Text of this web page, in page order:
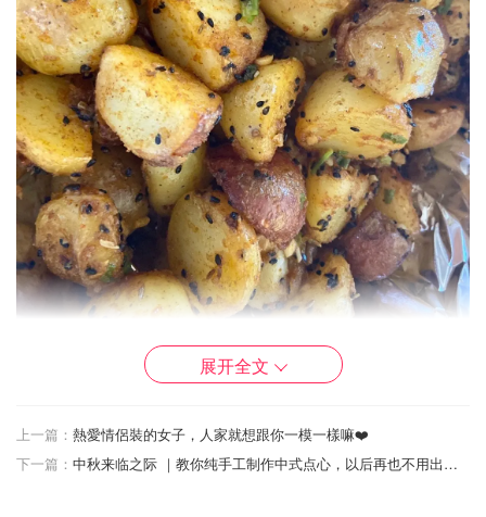
这款孜然火腿土豆做法也简单易操作。先将洗好的土豆去皮
切块，放入开水中煮15分钟左右，同时准备一些火腿或香
展开全文
上一篇： 熱愛情侶裝的女子，人家就想跟你一模一樣嘛❤️
下一篇：
中秋来临之际 ｜教你纯手工制作中式点心，以后再也不用出去买月饼啦！